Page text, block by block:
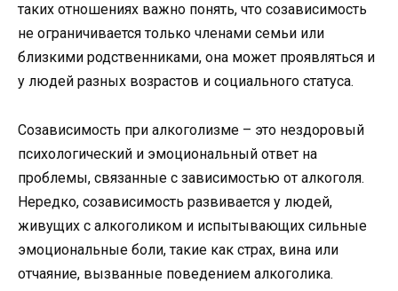
таких отношениях важно понять, что созависимость
не ограничивается только членами семьи или
близкими родственниками, она может проявляться и
у людей разных возрастов и социального статуса.
Созависимость при алкоголизме – это нездоровый
психологический и эмоциональный ответ на
проблемы, связанные с зависимостью от алкоголя.
Нередко, созависимость развивается у людей,
живущих с алкоголиком и испытывающих сильные
эмоциональные боли, такие как страх, вина или
отчаяние, вызванные поведением алкоголика.